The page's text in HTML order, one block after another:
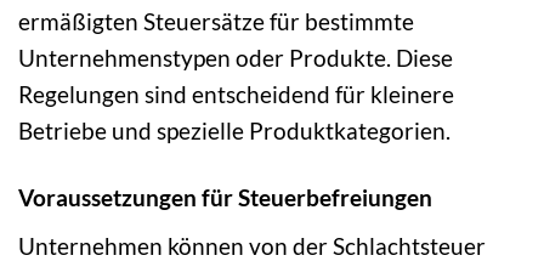
ermäßigten Steuersätze für bestimmte
Unternehmenstypen oder Produkte. Diese
Regelungen sind entscheidend für kleinere
Betriebe und spezielle Produktkategorien.
Voraussetzungen für Steuerbefreiungen
Unternehmen können von der Schlachtsteuer